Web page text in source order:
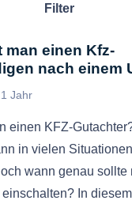
Filter
man einen Kfz-
nach einem
Jahr
einen KFZ-
in vielen
wann genau sollte
In